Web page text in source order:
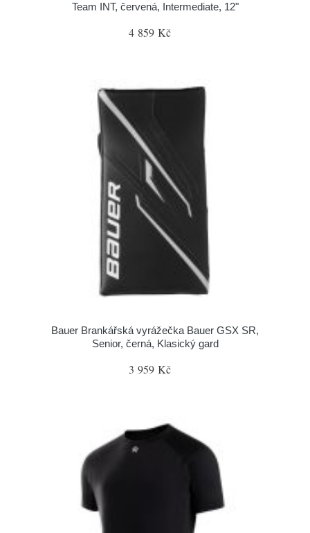
Team INT, červená, Intermediate, 12"
4 859 Kč
Bauer Brankářská vyrážečka Bauer GSX SR,
Senior, černá, Klasický gard
3 959 Kč